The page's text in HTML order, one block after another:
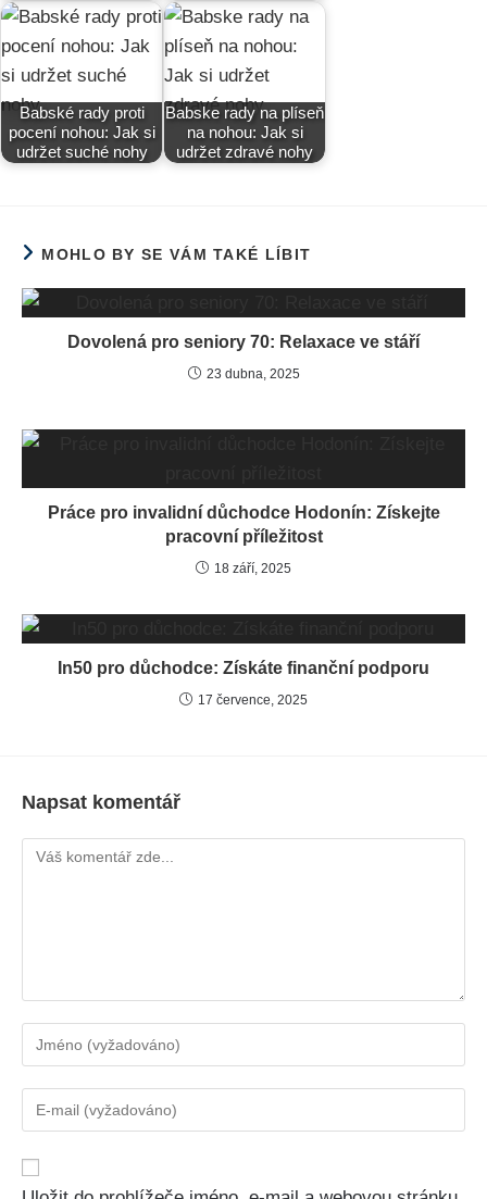
Babské rady proti
pocení nohou: Jak si
udržet suché nohy
Babske rady na plíseň
na nohou: Jak si
udržet zdravé nohy
MOHLO BY SE VÁM TAKÉ LÍBIT
Dovolená pro seniory 70: Relaxace ve stáří
23 dubna, 2025
Práce pro invalidní důchodce Hodonín: Získejte
pracovní příležitost
18 září, 2025
In50 pro důchodce: Získáte finanční podporu
17 července, 2025
Napsat komentář